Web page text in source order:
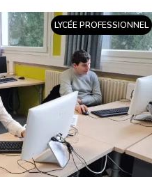
LYCÉE PROFESSIONNEL